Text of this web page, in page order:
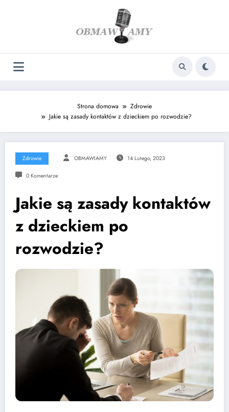
Strona domowa
Zdrowie
Jakie są zasady kontaktów z dzieckiem po rozwodzie?
Zdrowie OBMAWIAMY 14 Lutego, 2023
0 Komentarze
Jakie są zasady kontaktów
z dzieckiem po
rozwodzie?